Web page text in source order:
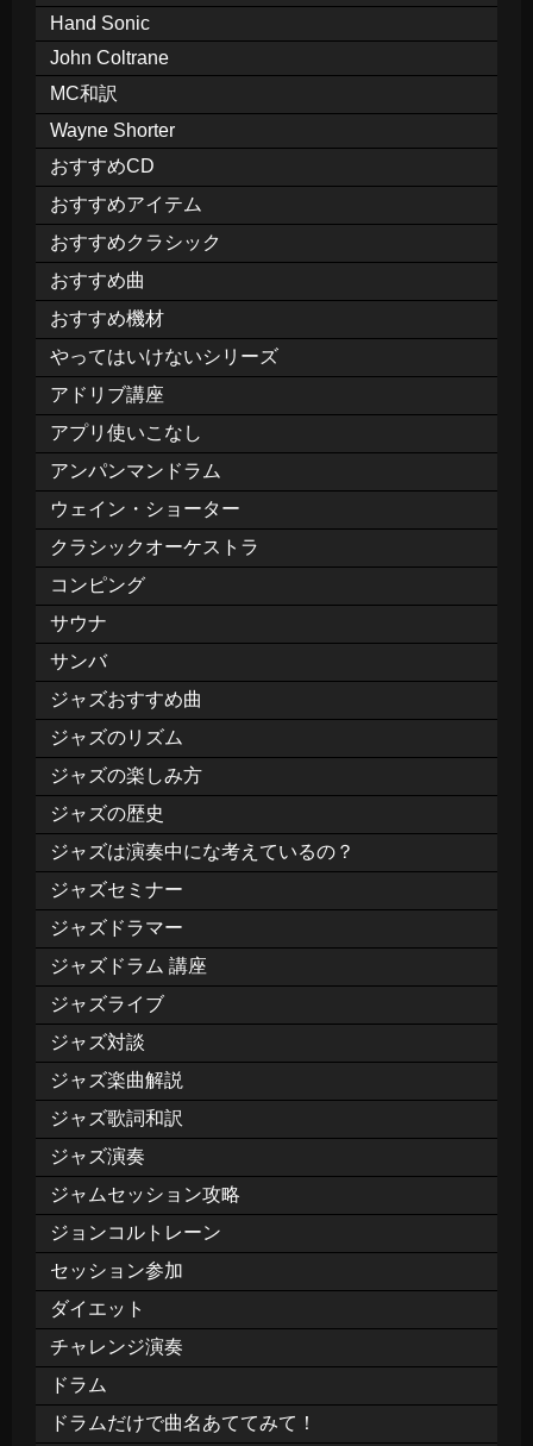
Hand Sonic
John Coltrane
MC和訳
Wayne Shorter
おすすめCD
おすすめアイテム
おすすめクラシック
おすすめ曲
おすすめ機材
やってはいけないシリーズ
アドリブ講座
アプリ使いこなし
アンパンマンドラム
ウェイン・ショーター
クラシックオーケストラ
コンピング
サウナ
サンバ
ジャズおすすめ曲
ジャズのリズム
ジャズの楽しみ方
ジャズの歴史
ジャズは演奏中にな考えているの？
ジャズセミナー
ジャズドラマー
ジャズドラム 講座
ジャズライブ
ジャズ対談
ジャズ楽曲解説
ジャズ歌詞和訳
ジャズ演奏
ジャムセッション攻略
ジョンコルトレーン
セッション参加
ダイエット
チャレンジ演奏
ドラム
ドラムだけで曲名あててみて！